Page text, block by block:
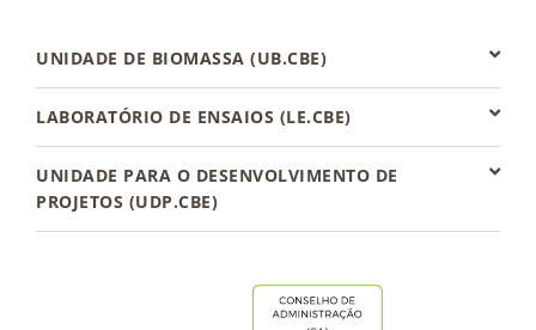
UNIDADE DE BIOMASSA (UB.CBE)
LABORATÓRIO DE ENSAIOS (LE.CBE)
UNIDADE PARA O DESENVOLVIMENTO DE
PROJETOS (UDP.CBE)